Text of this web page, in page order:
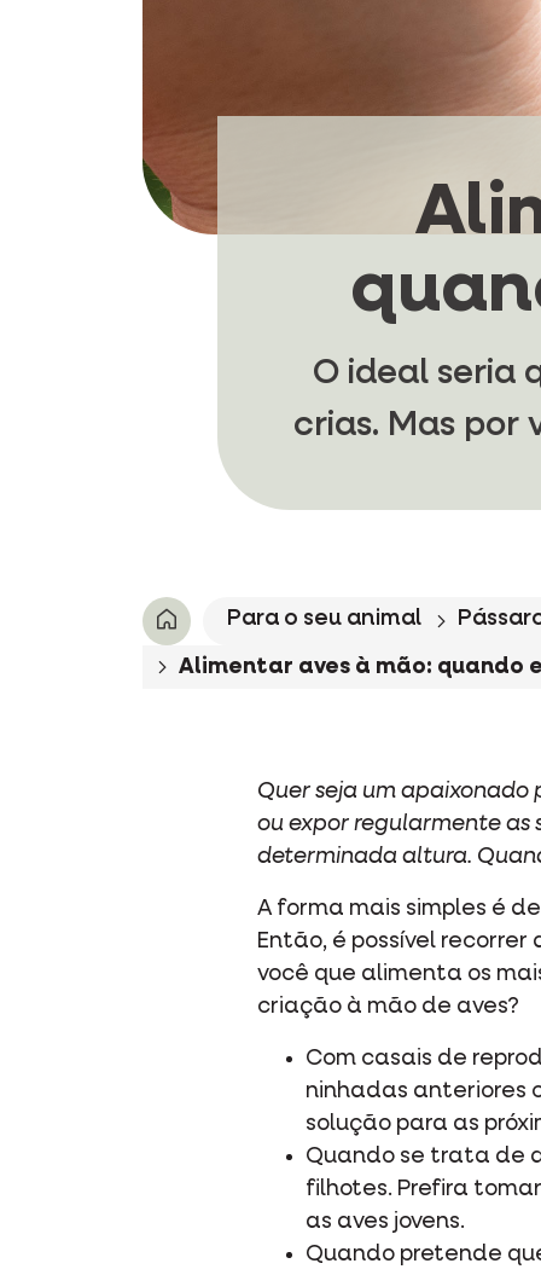
O ideal seria
crias. Mas por
Para o seu animal
Alimentar aves à mão: quando
Quer seja um
ou expor regularmente as
determinada altura.
A forma mais simples é
Então, é possível
você que alimenta os
criação à mão de aves?
Com casais de
ninhadas anteriores
solução para as
Quando se trata de
filhotes. Prefira
as aves jovens.
Quando pretende